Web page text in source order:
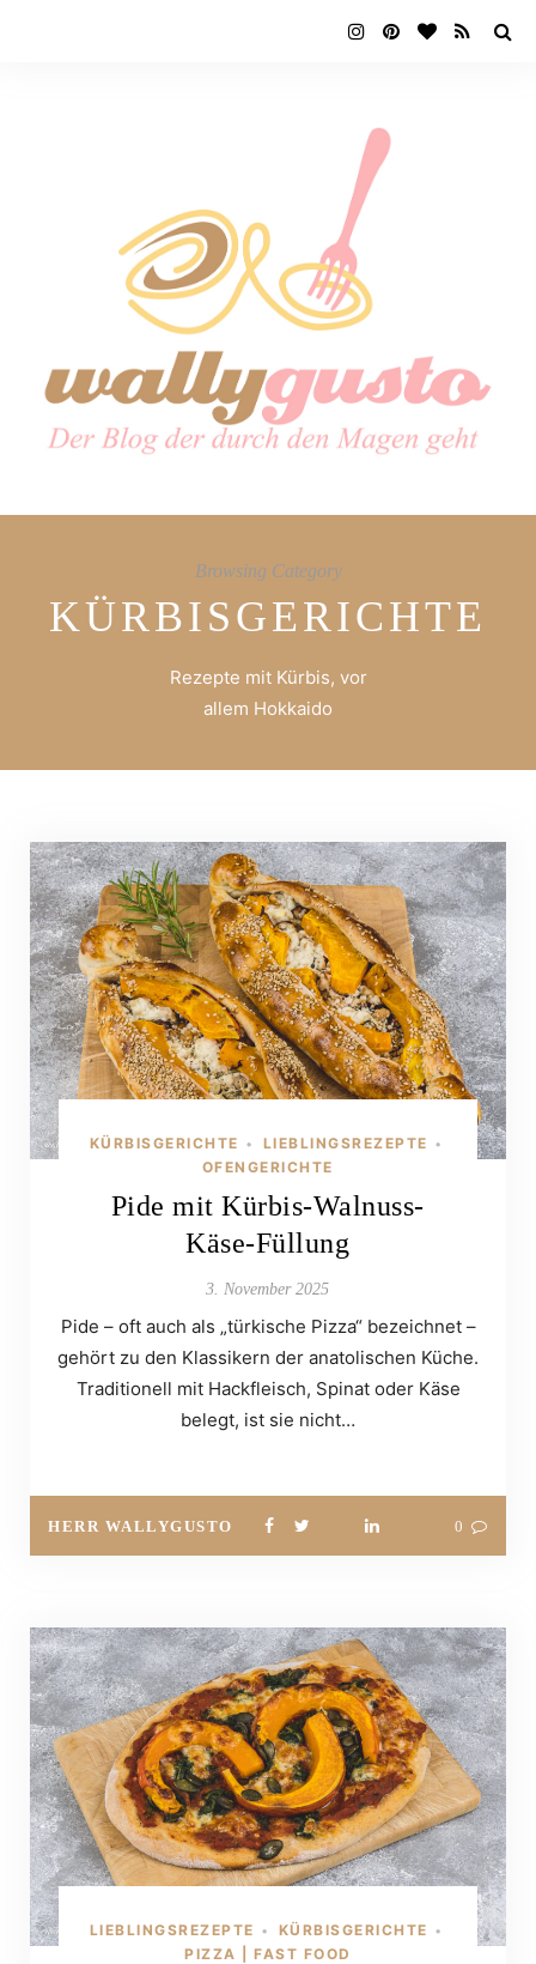
Browsing Category
KÜRBISGERICHTE
Rezepte mit Kürbis, vor
allem Hokkaido
KÜRBISGERICHTE • LIEBLINGSREZEPTE •
OFENGERICHTE
Pide mit Kürbis-Walnuss-
Käse-Füllung
3. November 2025
Pide – oft auch als „türkische Pizza“ bezeichnet –
gehört zu den Klassikern der anatolischen Küche.
Traditionell mit Hackfleisch, Spinat oder Käse
belegt, ist sie nicht…
HERR WALLYGUSTO 0
LIEBLINGSREZEPTE • KÜRBISGERICHTE •
PIZZA | FAST FOOD